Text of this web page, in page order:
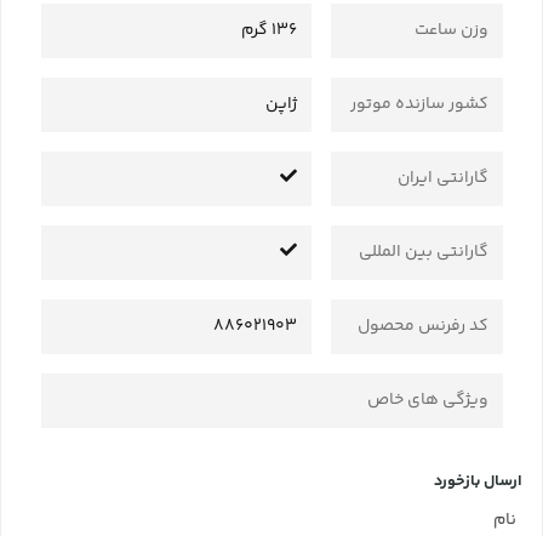
وزن ساعت 136 گرم
کشور سازنده موتور ژاپن
گارانتی ایران
گارانتی بین المللی
کد رفرنس محصول 886021903
ویژگی های خاص
ارسال بازخورد
نام